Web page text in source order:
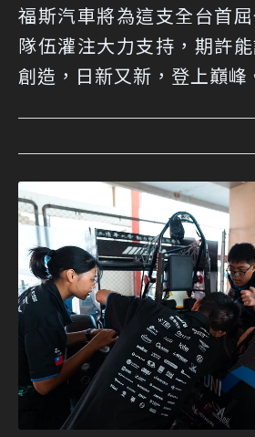
福斯汽車將為這支全台首
隊伍灌注大力支持，期許
創造，日新又新，登上巔峰